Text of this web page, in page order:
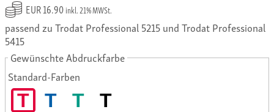
EUR 16.90inkl. 21% MWSt.
passend zu Trodat Professional 5215 und Trodat Professional
5415
Gewünschte Abdruckfarbe
Standard-Farben
T T T T